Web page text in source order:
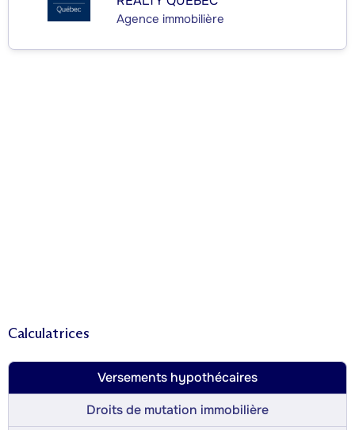
Agence immobilière
Calculatrices
Versements hypothécaires
Droits de mutation immobilière